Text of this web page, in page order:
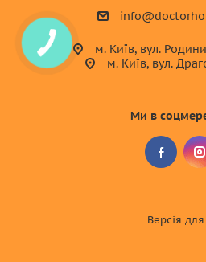
м. Київ, вул.
м. Київ, вул.
Ми в
Версія